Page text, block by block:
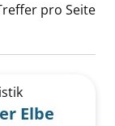
pro Seite
Elbe